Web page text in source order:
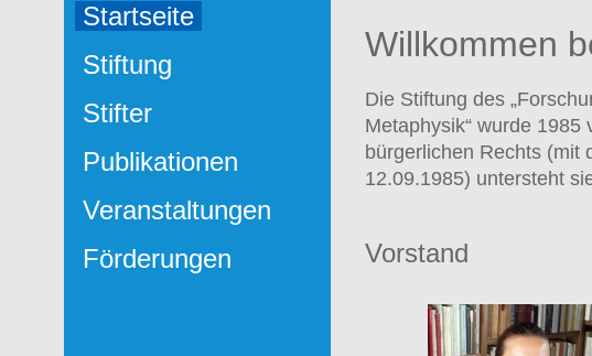
Startseite
Stiftung
Stifter
Publikationen
Veranstaltungen
Förderungen
Willkommen
Die Stiftung des
Metaphysik“ wurde
bürgerlichen Rechts (mit
12.09.1985) untersteht
Vorstand